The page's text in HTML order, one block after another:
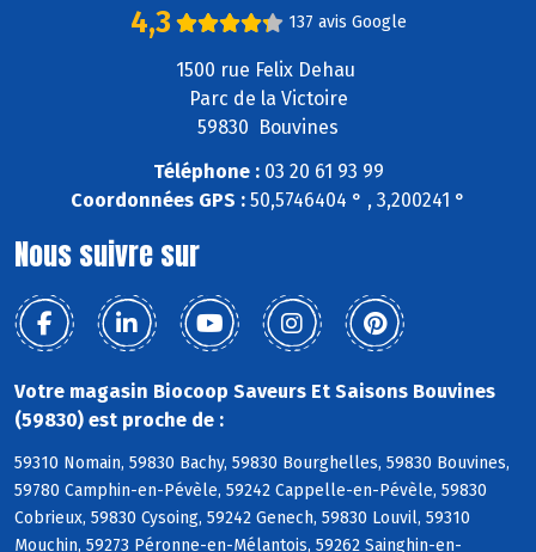
4,3 137 avis Google
1500 rue Felix Dehau
Parc de la Victoire
59830 Bouvines
Téléphone :03 20 61 93 99
Coordonnées GPS : 50,5746404 ° , 3,200241 °
Nous suivre sur
Votre magasin Biocoop Saveurs Et Saisons Bouvines
(59830) est proche de :
59310 Nomain, 59830 Bachy, 59830 Bourghelles, 59830 Bouvines,
59780 Camphin-en-Pévèle, 59242 Cappelle-en-Pévèle, 59830
Cobrieux, 59830 Cysoing, 59242 Genech, 59830 Louvil, 59310
Mouchin, 59273 Péronne-en-Mélantois, 59262 Sainghin-en-